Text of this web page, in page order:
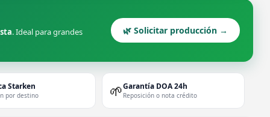
. Ideal para grandes
🌿 Solicitar producción →
Starken
por destino 🌱Garantía DOA 24h
Reposición o nota crédito